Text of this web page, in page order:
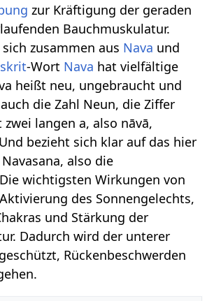
zur Kräftigung der geraden
Bauchmuskulatur.
zusammen aus Nava und
-Wort Nava hat vielfältige
heißt neu, ungebraucht und
die Zahl Neun, die Ziffer
langen a, also nāvā,
bezieht sich klar auf das hier
also die
wichtigsten Wirkungen von
des Sonnengelechts,
und Stärkung der
Dadurch wird der unterer
Rückenbeschwerden